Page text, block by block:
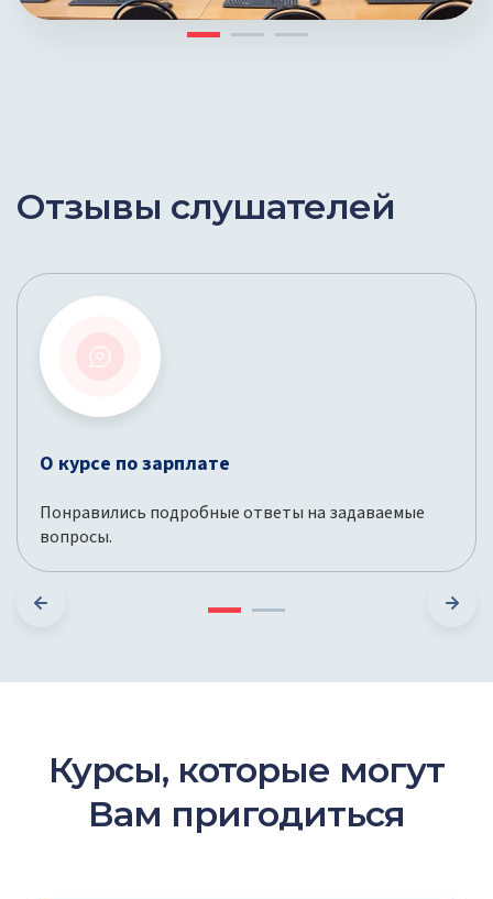
Отзывы слушателей
О курсе по зарплате
Понравились подробные ответы на задаваемые
вопросы.
Курсы, которые могут
Вам пригодиться